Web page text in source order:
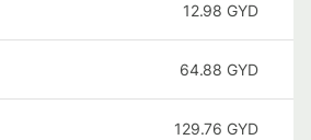
12.98 GYD
64.88 GYD
129.76 GYD